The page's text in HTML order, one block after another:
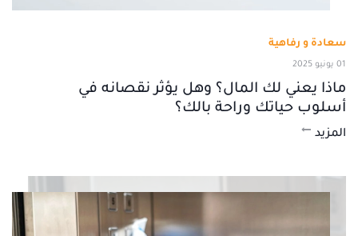
سعادة و رفاهية
01 يونيو 2025
ماذا يعني لك المال؟ وهل يؤثر نقصانه في
أسلوب حياتك وراحة بالك؟
المزيد